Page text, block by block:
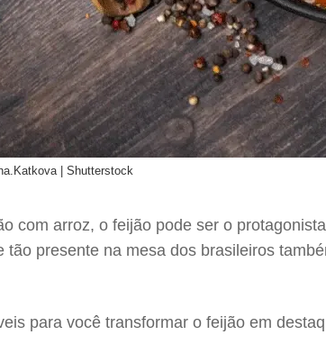
| Shutterstock
com arroz, o feijão pode ser o
tão presente na mesa dos brasileiros
para você transformar o feijão em